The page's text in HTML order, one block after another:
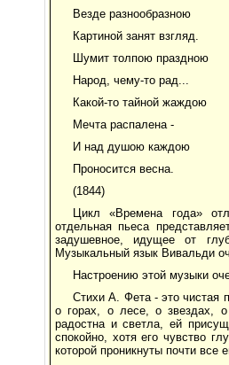
Везде разнообразною
Картиной занят взгляд.
Шумит толпою праздною
Народ, чему-то рад...
Какой-то тайной жаждою
Мечта распалена -
И над душою каждою
Проносится весна.
(1844)
Цикл «Времена года»
отдельная пьеса
задушевное, идущее от
Музыкальный язык Вивальди
Настроению этой музыки
Стихи А. Фета - это чистая
о горах, о лесе, о звездах,
радостна и светла, ей
спокойно, хотя его чувство
которой проникнуты почти все